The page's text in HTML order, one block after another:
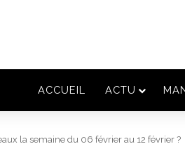
ACCUEIL ACTU
la semaine du 06 février au 12 février ?